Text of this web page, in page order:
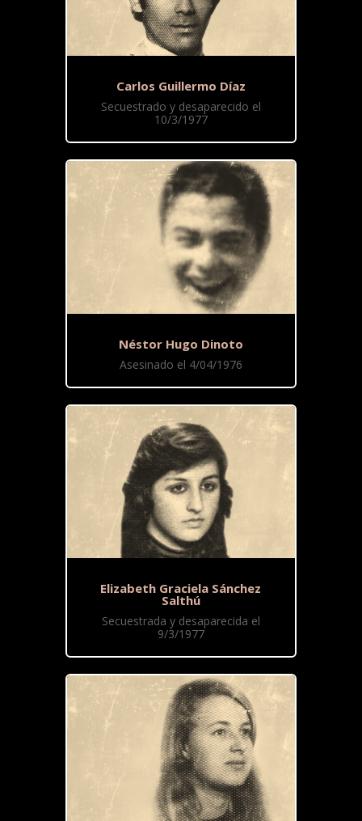
Carlos Guillermo Díaz
Secuestrado y desaparecido el
10/3/1977
Néstor Hugo Dinoto
Asesinado el 4/04/1976
Elizabeth Graciela Sánchez
Salthú
Secuestrada y desaparecida el
9/3/1977